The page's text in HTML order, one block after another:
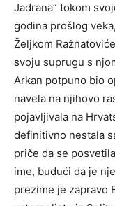
Jadrana” tokom
godina prošlog
Željkom
svoju suprugu s
Arkan potpuno bio
navela na njihovo
pojavljivala na
definitivno nestala
priče da se
ime, budući da je
prezime je zapravo